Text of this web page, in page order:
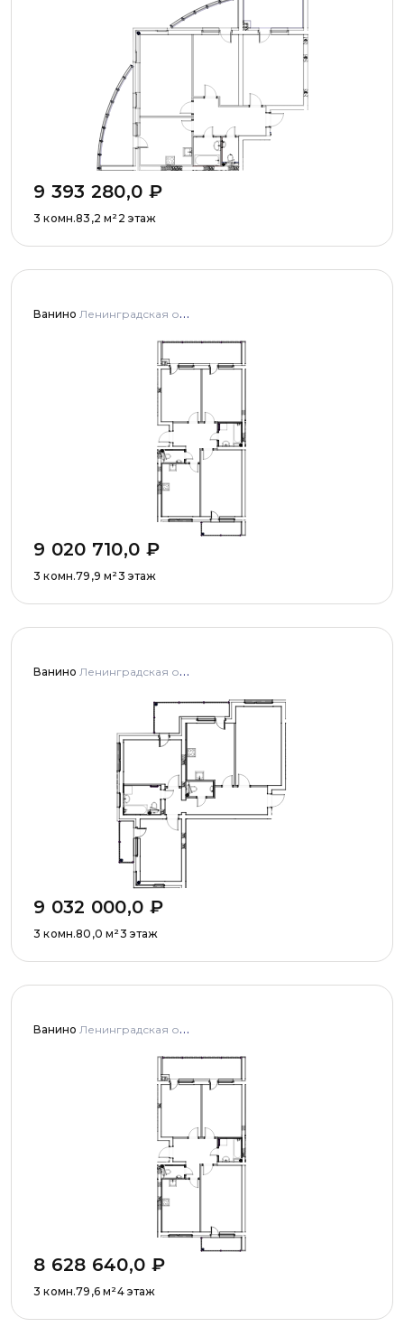
9 393 280,0 ₽
3 комн.83,2 м²2 этаж
Ванино Ленинградская область, Ломоносовский муниципальный район, Низинское сельское поселение, деревня Узигонты, улица Прибалтийская, дома 4, 5 и улица Олимпийская, дом 5
9 020 710,0 ₽
3 комн.79,9 м²3 этаж
Ванино Ленинградская область, Ломоносовский муниципальный район, Низинское сельское поселение, деревня Узигонты, улица Прибалтийская, дома 4, 5 и улица Олимпийская, дом 5
9 032 000,0 ₽
3 комн.80,0 м²3 этаж
Ванино Ленинградская область, Ломоносовский муниципальный район, Низинское сельское поселение, деревня Узигонты, улица Прибалтийская, дома 4, 5 и улица Олимпийская, дом 5
8 628 640,0 ₽
3 комн.79,6 м²4 этаж